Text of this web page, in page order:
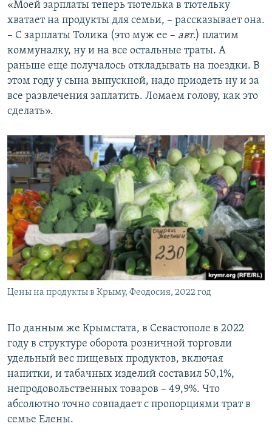
«Моей зарплаты теперь тютелька в тютельку
хватает на продукты для семьи, – рассказывает она.
– С зарплаты Толика (это муж ее – авт.) платим
коммуналку, ну и на все остальные траты. А
раньше еще получалось откладывать на поездки. В
этом году у сына выпускной, надо приодеть ну и за
все развлечения заплатить. Ломаем голову, как это
сделать».
Цены на продукты в Крыму, Феодосия, 2022 год
По данным же Крымстата, в Севастополе в 2022
году в структуре оборота розничной торговли
удельный вес пищевых продуктов, включая
напитки, и табачных изделий составил 50,1%,
непродовольственных товаров – 49,9%. Что
абсолютно точно совпадает с пропорциями трат в
семье Елены.